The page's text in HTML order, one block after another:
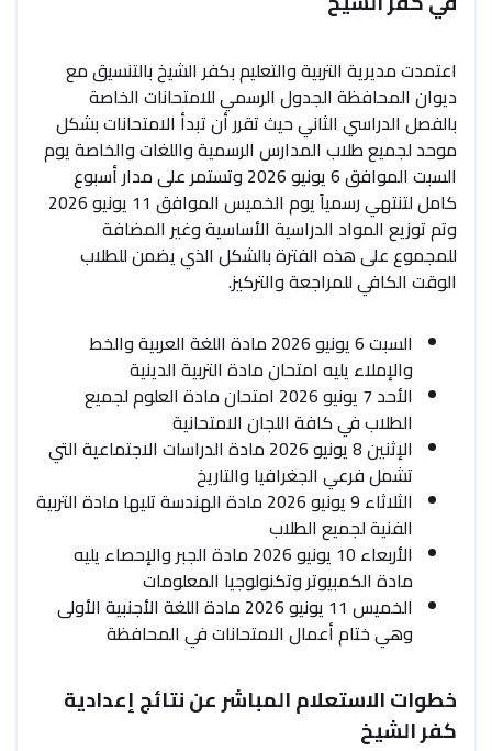
اعتمدت مديرية التربية والتعليم بكفر الشيخ بالتنسيق مع
ديوان المحافظة الجدول الرسمي للامتحانات الخاصة
بالفصل الدراسي الثاني حيث تقرر أن تبدأ الامتحانات بشكل
موحد لجميع طلاب المدارس الرسمية واللغات والخاصة يوم
السبت الموافق 6 يونيو 2026 وتستمر على مدار أسبوع
كامل لتنتهي رسمياً يوم الخميس الموافق 11 يونيو 2026
وتم توزيع المواد الدراسية الأساسية وغير المضافة
للمجموع على هذه الفترة بالشكل الذي يضمن للطلاب
الوقت الكافي للمراجعة والتركيز.
السبت 6 يونيو 2026 مادة اللغة العربية والخط
والإملاء يليه امتحان مادة التربية الدينية
الأحد 7 يونيو 2026 امتحان مادة العلوم لجميع
الطلاب في كافة اللجان الامتحانية
الإثنين 8 يونيو 2026 مادة الدراسات الاجتماعية التي
تشمل فرعي الجغرافيا والتاريخ
الثلاثاء 9 يونيو 2026 مادة الهندسة تليها مادة التربية
الفنية لجميع الطلاب
الأربعاء 10 يونيو 2026 مادة الجبر والإحصاء يليه
مادة الكمبيوتر وتكنولوجيا المعلومات
الخميس 11 يونيو 2026 مادة اللغة الأجنبية الأولى
وهي ختام أعمال الامتحانات في المحافظة
خطوات الاستعلام المباشر عن نتائج إعدادية
كفر الشيخ